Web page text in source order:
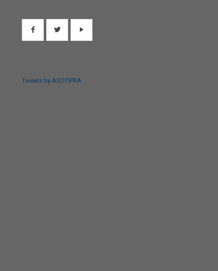
Tweets by ASOTIPRA